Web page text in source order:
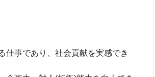
仕事であり、社会貢献を実感でき